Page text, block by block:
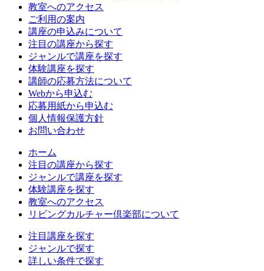
教室へのアクセス
ご利用の案内
講座の申込みについて
注目の講座から探す
ジャンルで講座を探す
体験講座を探す
講師の応募方法について
Webから申込む
応募用紙から申込む
個人情報保護方針
お問い合わせ
ホーム
注目の講座から探す
ジャンルで講座を探す
体験講座を探す
教室へのアクセス
リビングカルチャー倶楽部について
注目講座を探す
ジャンルで探す
詳しい条件で探す